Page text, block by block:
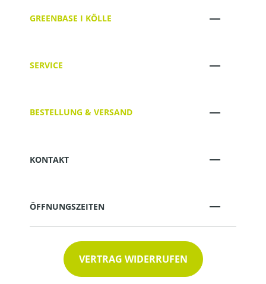
GREENBASE I KÖLLE
SERVICE
BESTELLUNG & VERSAND
KONTAKT
ÖFFNUNGSZEITEN
VERTRAG WIDERRUFEN